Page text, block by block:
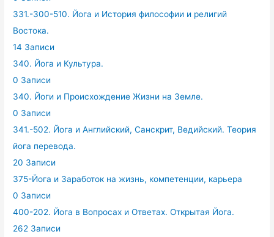
331.-300-510. Йога и История философии и религий
Востока.
14 Записи
340. Йога и Культура.
0 Записи
340. Йоги и Происхождение Жизни на Земле.
0 Записи
341.-502. Йога и Английский, Санскрит, Ведийский. Теория
йога перевода.
20 Записи
375-Йога и Заработок на жизнь, компетенции, карьера
0 Записи
400-202. Йога в Вопросах и Ответах. Открытая Йога.
262 Записи